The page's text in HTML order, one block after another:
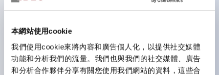
本網站使用cookie
我們使用cookie來將內容和廣告個人化，以提供社交媒體
功能和分析我們的流量。我們也與我們的社交媒體、廣告
和分析合作夥伴分享有關您使用我們網站的資料，這些合
需分色管理的 LED 燈泡，如今可用單一顆燈泡呈現多種
可清楚辨識正方平頭形指示燈的亮燈/熄燈狀態，以及點
燈時的顏色識別。